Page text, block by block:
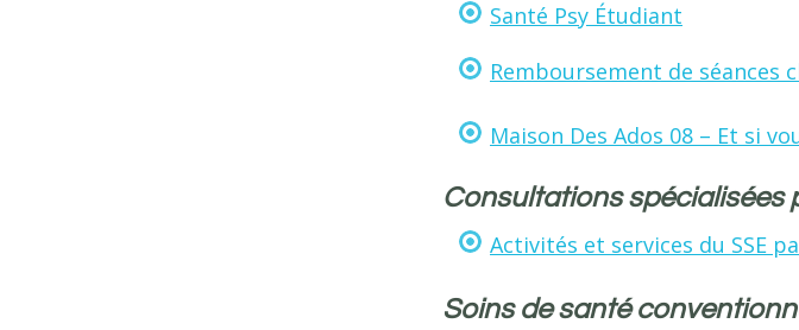
Santé Psy Étudiant
Remboursement de
Maison Des Ados 08 – Et si
Consultations spécialisées
Activités et services du SSE
Soins de santé